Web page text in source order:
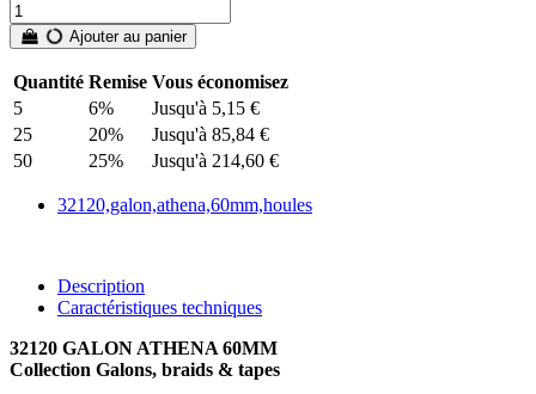
Ajouter au panier
Quantité Remise Vous économisez
5
6%
Jusqu'à 5,15 €
25
20%
Jusqu'à 85,84 €
50
25% Jusqu'à 214,60 €
32120,galon,athena,60mm,houles
Description
Caractéristiques techniques
32120 GALON ATHENA 60MM
Collection Galons, braids & tapes